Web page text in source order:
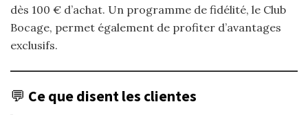
dès 100 € d’achat. Un programme de fidélité, le Club
Bocage, permet également de profiter d’avantages
exclusifs.​
💬 Ce que disent les clientes